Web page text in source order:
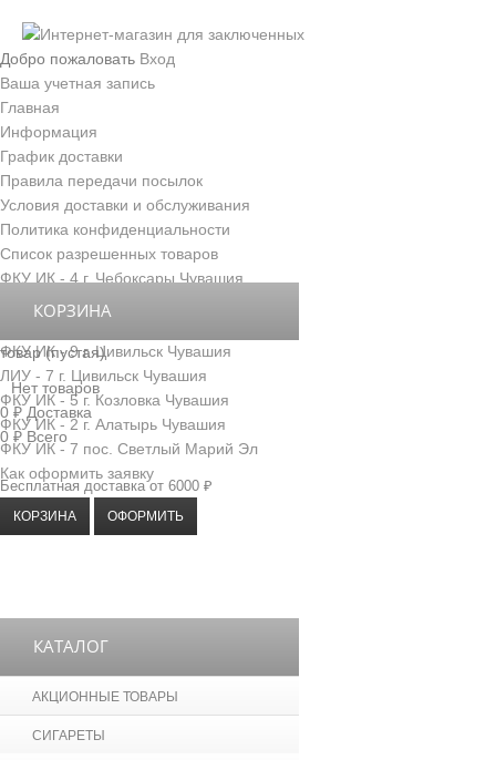
Добро пожаловать Вход
Ваша учетная запись
Главная
Информация
График доставки
Правила передачи посылок
Условия доставки и обслуживания
Политика конфиденциальности
Список разрешенных товаров
ФКУ ИК - 4 г. Чебоксары Чувашия
ФКУ ИК - 3 г. Новочебоксарск Чувашия
ФКУ ИК - 9 г. Цивильск Чувашия
ЛИУ - 7 г. Цивильск Чувашия
ФКУ ИК - 5 г. Козловка Чувашия
ФКУ ИК - 2 г. Алатырь Чувашия
ФКУ ИК - 7 пос. Светлый Марий Эл
Как оформить заявку
КОРЗИНА
товар (пустая)
Нет товаров
0 ₽ Доставка
0 ₽ Всего
Бесплатная доставка от 6000 ₽
КОРЗИНА ОФОРМИТЬ
КАТАЛОГ
АКЦИОННЫЕ ТОВАРЫ
СИГАРЕТЫ